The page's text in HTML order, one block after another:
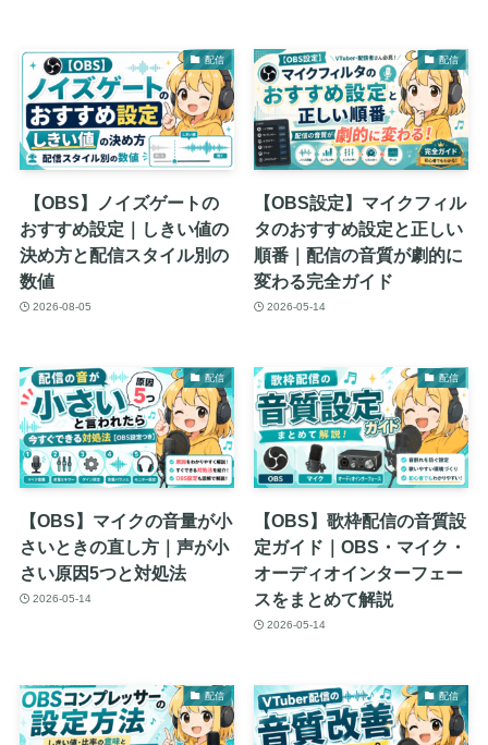
配信
【OBS】ノイズゲートの
おすすめ設定｜しきい値の
決め方と配信スタイル別の
数値
2026-08-05
配信
【OBS設定】マイクフィル
タのおすすめ設定と正しい
順番｜配信の音質が劇的に
変わる完全ガイド
2026-05-14
配信
【OBS】マイクの音量が小
さいときの直し方｜声が小
さい原因5つと対処法
2026-05-14
配信
【OBS】歌枠配信の音質設
定ガイド｜OBS・マイク・
オーディオインターフェー
スをまとめて解説
2026-05-14
配信 配信